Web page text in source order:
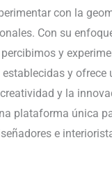
con la
Con su
y
y ofrece
y la
plataforma única
e